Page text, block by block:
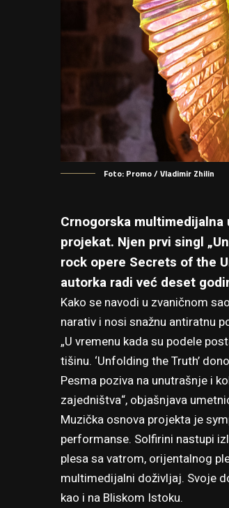
Foto: Promo / Vladimir Zhilin
Crnogorska
projekat. Njen prvi singl
rock opere Secrets of the
autorka radi već deset
Kako se navodi u zvaničnom
narativ i nosi snažnu antiratnu
„U vremenu kada su podele
tišinu. ‘Unfolding the Truth’
Pesma poziva na unutrašnje i
zajedništva“, objašnjava
Muzička osnova projekta je
performanse. Solfirini nastupi
plesa sa vatrom, orijentalnog
multimedijalni doživljaj. Svoje
kao i na Bliskom Istoku.